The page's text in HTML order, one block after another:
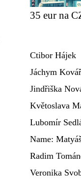
35 eur na
Ctibor Hájek
Jáchym
Jindřiška
Květoslava
Lubomír
Name:
Radim
Veronika